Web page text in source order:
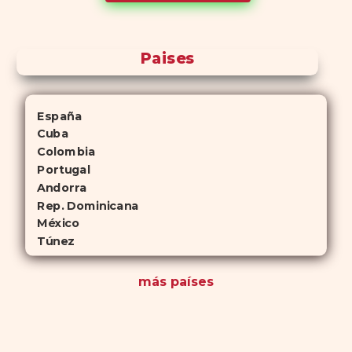
Paises
España
Cuba
Colombia
Portugal
Andorra
Rep. Dominicana
México
Túnez
más países